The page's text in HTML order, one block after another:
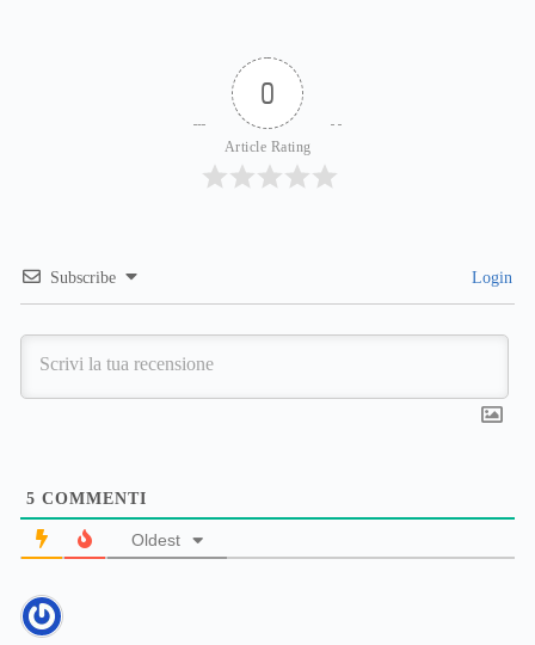
0
Article Rating
Subscribe Login
5 COMMENTI
Oldest